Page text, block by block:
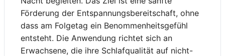
Förderung der Entspannungsbereitschaft, ohne
dass am Folgetag ein Benommenheitsgefühl
entsteht. Die Anwendung richtet sich an
Erwachsene, die ihre Schlafqualität auf nicht-